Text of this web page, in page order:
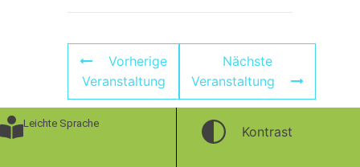
Vorherige
Veranstaltung
Nächste
Veranstaltung
Leichte Sprache
Kontrast